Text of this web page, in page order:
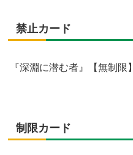
禁止カード
『深淵に潜む者』【無制限】
制限カード